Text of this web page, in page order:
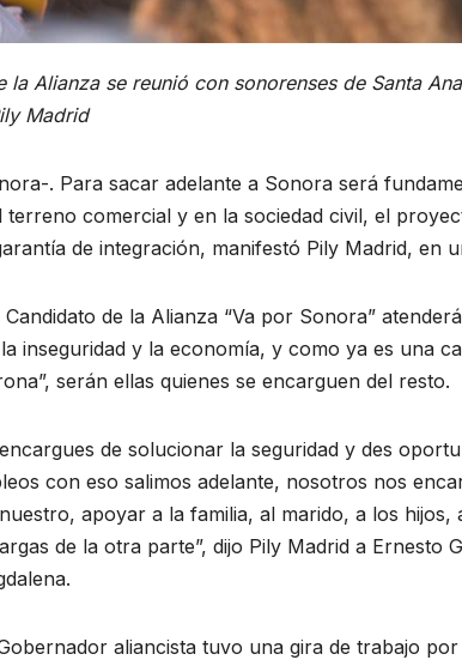
la Alianza se reunió con sonorenses de Santa
Madrid
. Para sacar adelante a Sonora será
terreno comercial y en la sociedad civil, el
de integración, manifestó Pily Madrid, en
de la Alianza “Va por Sonora”
inseguridad y la economía, y como ya es una
serán ellas quienes se encarguen del resto.
de solucionar la seguridad y des
con eso salimos adelante, nosotros nos
apoyar a la familia, al marido, a los
de la otra parte”, dijo Pily Madrid a
aliancista tuvo una gira de trabajo